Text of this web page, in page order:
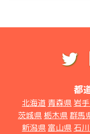
都
北海道 青森県 岩
茨城県 栃木県群馬
新潟県 富山県 石